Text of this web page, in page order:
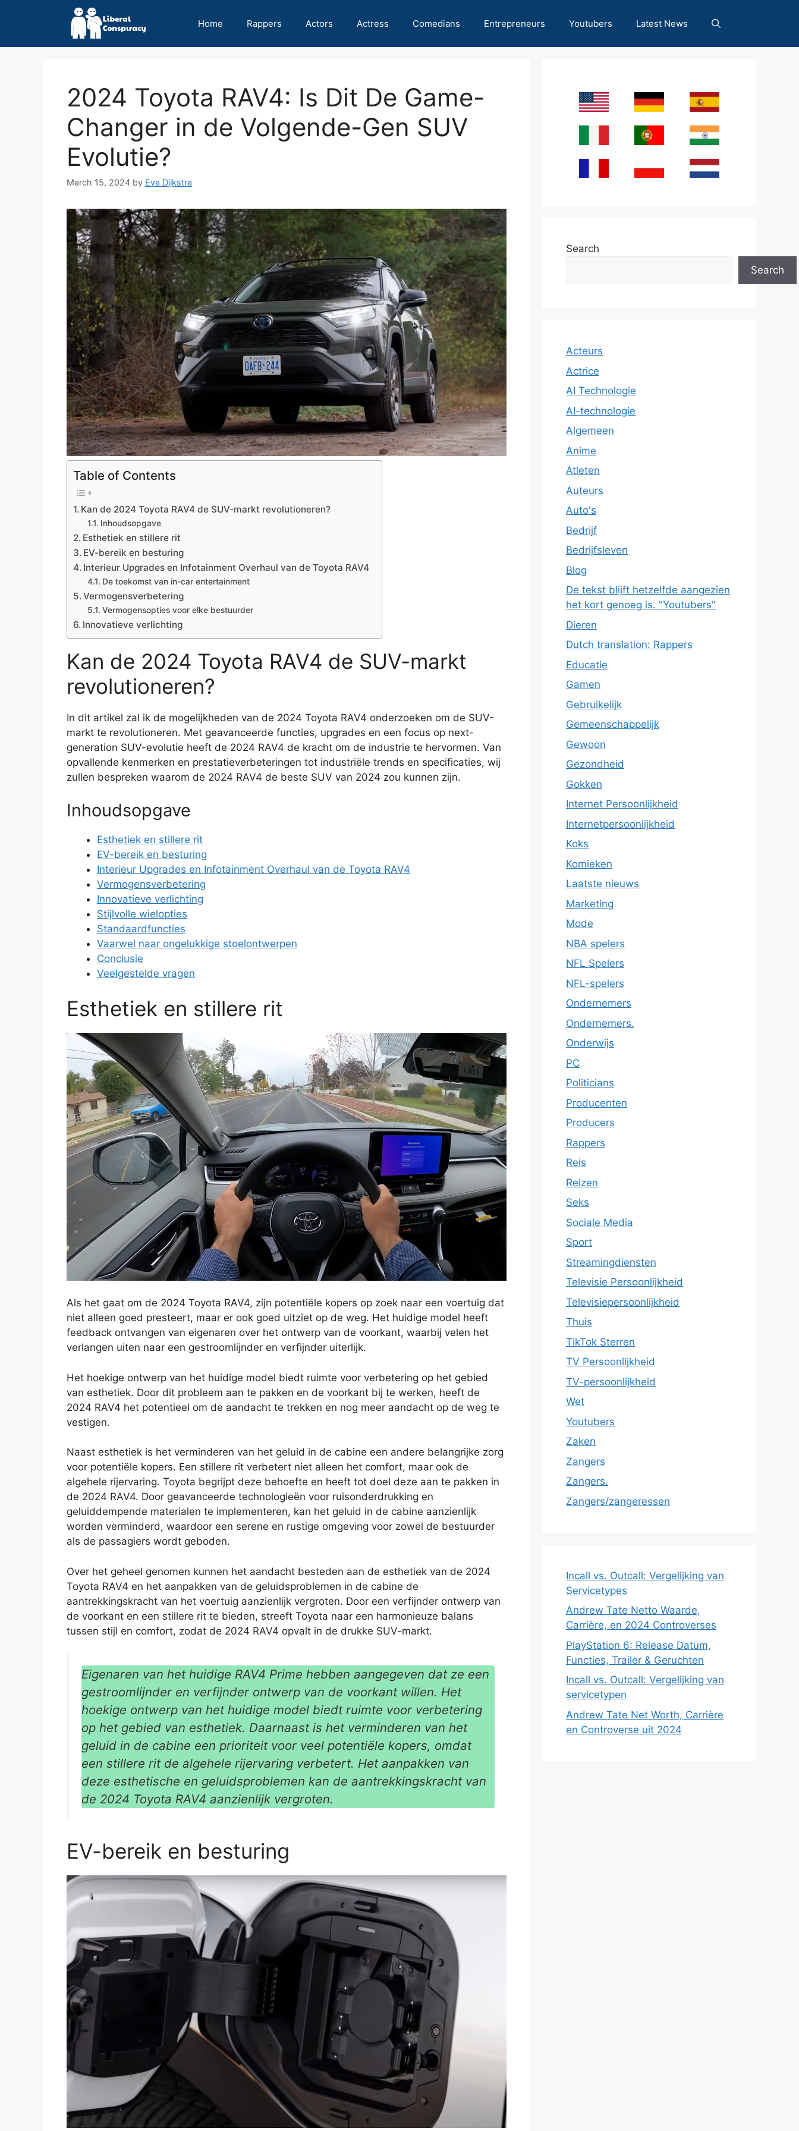
Home Rappers Actors Actress Comedians Entrepreneurs Youtubers Latest News
2024 Toyota RAV4: Is Dit De Game-
Changer in de Volgende-Gen SUV
Evolutie?
March 15, 2024 by Eva Dijkstra
Table of Contents
Kan de 2024 Toyota RAV4 de SUV-markt revolutioneren?
Inhoudsopgave
Esthetiek en stillere rit
EV-bereik en besturing
Interieur Upgrades en Infotainment Overhaul van de Toyota RAV4
De toekomst van in-car entertainment
Vermogensverbetering
Vermogensopties voor elke bestuurder
Innovatieve verlichting
Kan de 2024 Toyota RAV4 de SUV-markt
revolutioneren?
In dit artikel zal ik de mogelijkheden van de 2024 Toyota RAV4 onderzoeken om de SUV-
markt te revolutioneren. Met geavanceerde functies, upgrades en een focus op next-
generation SUV-evolutie heeft de 2024 RAV4 de kracht om de industrie te hervormen. Van
opvallende kenmerken en prestatieverbeteringen tot industriële trends en specificaties, wij
zullen bespreken waarom de 2024 RAV4 de beste SUV van 2024 zou kunnen zijn.
Inhoudsopgave
Esthetiek en stillere rit
EV-bereik en besturing
Interieur Upgrades en Infotainment Overhaul van de Toyota RAV4
Vermogensverbetering
Innovatieve verlichting
Stijlvolle wielopties
Standaardfuncties
Vaarwel naar ongelukkige stoelontwerpen
Conclusie
Veelgestelde vragen
Esthetiek en stillere rit
Als het gaat om de 2024 Toyota RAV4, zijn potentiële kopers op zoek naar een voertuig dat
niet alleen goed presteert, maar er ook goed uitziet op de weg. Het huidige model heeft
feedback ontvangen van eigenaren over het ontwerp van de voorkant, waarbij velen het
verlangen uiten naar een gestroomlijnder en verfijnder uiterlijk.
Het hoekige ontwerp van het huidige model biedt ruimte voor verbetering op het gebied
van esthetiek. Door dit probleem aan te pakken en de voorkant bij te werken, heeft de
2024 RAV4 het potentieel om de aandacht te trekken en nog meer aandacht op de weg te
vestigen.
Naast esthetiek is het verminderen van het geluid in de cabine een andere belangrijke zorg
voor potentiële kopers. Een stillere rit verbetert niet alleen het comfort, maar ook de
algehele rijervaring. Toyota begrijpt deze behoefte en heeft tot doel deze aan te pakken in
de 2024 RAV4. Door geavanceerde technologieën voor ruisonderdrukking en
geluiddempende materialen te implementeren, kan het geluid in de cabine aanzienlijk
worden verminderd, waardoor een serene en rustige omgeving voor zowel de bestuurder
als de passagiers wordt geboden.
Over het geheel genomen kunnen het aandacht besteden aan de esthetiek van de 2024
Toyota RAV4 en het aanpakken van de geluidsproblemen in de cabine de
aantrekkingskracht van het voertuig aanzienlijk vergroten. Door een verfijnder ontwerp van
de voorkant en een stillere rit te bieden, streeft Toyota naar een harmonieuze balans
tussen stijl en comfort, zodat de 2024 RAV4 opvalt in de drukke SUV-markt.
Eigenaren van het huidige RAV4 Prime hebben aangegeven dat ze een
gestroomlijnder en verfijnder ontwerp van de voorkant willen. Het
hoekige ontwerp van het huidige model biedt ruimte voor verbetering
op het gebied van esthetiek. Daarnaast is het verminderen van het
geluid in de cabine een prioriteit voor veel potentiële kopers, omdat
een stillere rit de algehele rijervaring verbetert. Het aanpakken van
deze esthetische en geluidsproblemen kan de aantrekkingskracht van
de 2024 Toyota RAV4 aanzienlijk vergroten.
EV-bereik en besturing
Search
Search
Acteurs
Actrice
AI Technologie
AI-technologie
Algemeen
Anime
Atleten
Auteurs
Auto's
Bedrijf
Bedrijfsleven
Blog
De tekst blijft hetzelfde aangezien
het kort genoeg is. "Youtubers"
Dieren
Dutch translation: Rappers
Educatie
Gamen
Gebruikelijk
Gemeenschappelijk
Gewoon
Gezondheid
Gokken
Internet Persoonlijkheid
Internetpersoonlijkheid
Koks
Komieken
Laatste nieuws
Marketing
Mode
NBA spelers
NFL Spelers
NFL-spelers
Ondernemers
Ondernemers.
Onderwijs
PC
Politicians
Producenten
Producers
Rappers
Reis
Reizen
Seks
Sociale Media
Sport
Streamingdiensten
Televisie Persoonlijkheid
Televisiepersoonlijkheid
Thuis
TikTok Sterren
TV Persoonlijkheid
TV-persoonlijkheid
Wet
Youtubers
Zaken
Zangers
Zangers.
Zangers/zangeressen
Incall vs. Outcall: Vergelijking van
Servicetypes
Andrew Tate Netto Waarde,
Carrière, en 2024 Controverses
PlayStation 6: Release Datum,
Functies, Trailer & Geruchten
Incall vs. Outcall: Vergelijking van
servicetypen
Andrew Tate Net Worth, Carrière
en Controverse uit 2024